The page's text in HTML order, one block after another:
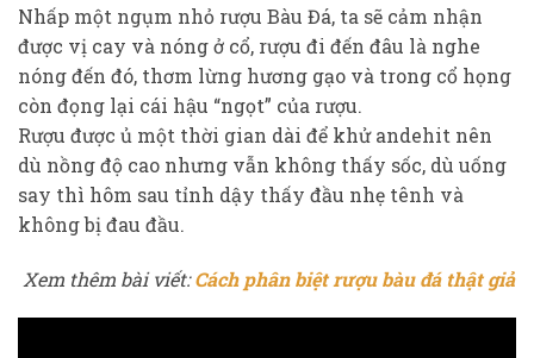
Nhấp một ngụm nhỏ rượu Bàu Đá, ta sẽ cảm nhận
được vị cay và nóng ở cổ, rượu đi đến đâu là nghe
nóng đến đó, thơm lừng hương gạo và trong cổ họng
còn đọng lại cái hậu “ngọt” của rượu.
Rượu được ủ một thời gian dài để khử andehit nên
dù nồng độ cao nhưng vẫn không thấy sốc, dù uống
say thì hôm sau tỉnh dậy thấy đầu nhẹ tênh và
không bị đau đầu.
Xem thêm bài viết:Cách phân biệt rượu bàu đá thật giả